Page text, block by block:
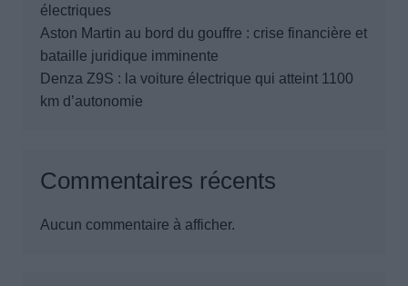
électriques
Aston Martin au bord du gouffre : crise financière et
bataille juridique imminente
Denza Z9S : la voiture électrique qui atteint 1100
km d’autonomie
Commentaires récents
Aucun commentaire à afficher.